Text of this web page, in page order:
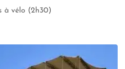
à vélo (2h30)